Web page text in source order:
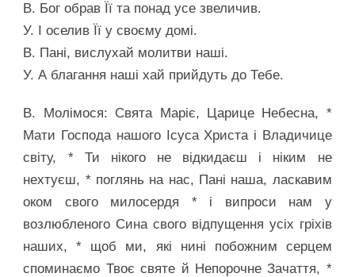
В. Бог обрав Її та понад усе звеличив.
У. І оселив Її у своєму домі.
В. Пані, вислухай молитви наші.
У. А благання наші хай прийдуть до Тебе.
В. Молімося: Свята Маріє, Царице Небесна, *
Мати Господа нашого Ісуса Христа і Владичице
світу, * Ти нікого не відкидаєш і ніким не
нехтуєш, * поглянь на нас, Пані наша, ласкавим
оком свого милосердя * і випроси нам у
возлюбленого Сина свого відпущення усіх гріхів
наших, * щоб ми, які нині побожним серцем
споминаємо Твоє святе й Непорочне Зачаття, *